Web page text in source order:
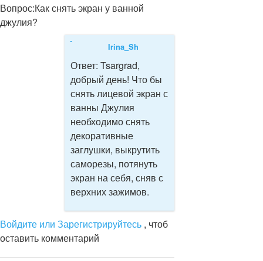
Вопрос:Как снять экран у ванной
джулия?
Irina_Sh
Ответ: Tsargrad,
добрый день! Что бы
снять лицевой экран с
ванны Джулия
необходимо снять
декоративные
заглушки, выкрутить
саморезы, потянуть
экран на себя, сняв с
верхних зажимов.
Войдите или Зарегистрируйтесь , чтоб
оставить комментарий